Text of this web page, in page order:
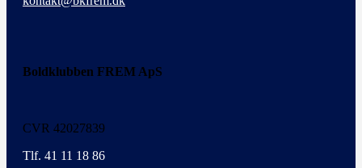
Boldklubben FREM ApS
CVR 42027839
Tlf. 41 11 18 86